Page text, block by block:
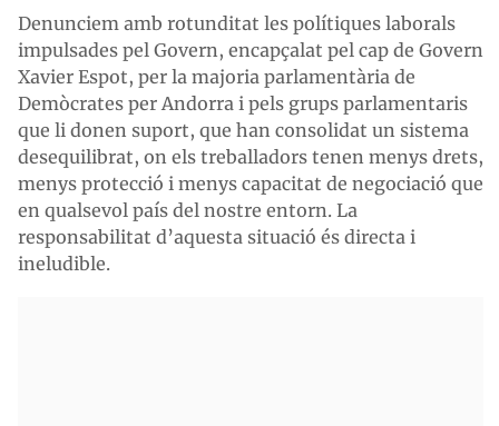
Denunciem amb rotunditat les polítiques laborals
impulsades pel Govern, encapçalat pel cap de Govern
Xavier Espot, per la majoria parlamentària de
Demòcrates per Andorra i pels grups parlamentaris
que li donen suport, que han consolidat un sistema
desequilibrat, on els treballadors tenen menys drets,
menys protecció i menys capacitat de negociació que
en qualsevol país del nostre entorn. La
responsabilitat d’aquesta situació és directa i
ineludible.